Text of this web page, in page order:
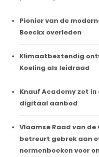
Pionier van de
Boeckx overleden
Klimaatbestendig
Koeling als leidraad
Knauf Academy zet
digitaal aanbod
Vlaamse Raad van
betreurt gebrek aan
normenboeken voor